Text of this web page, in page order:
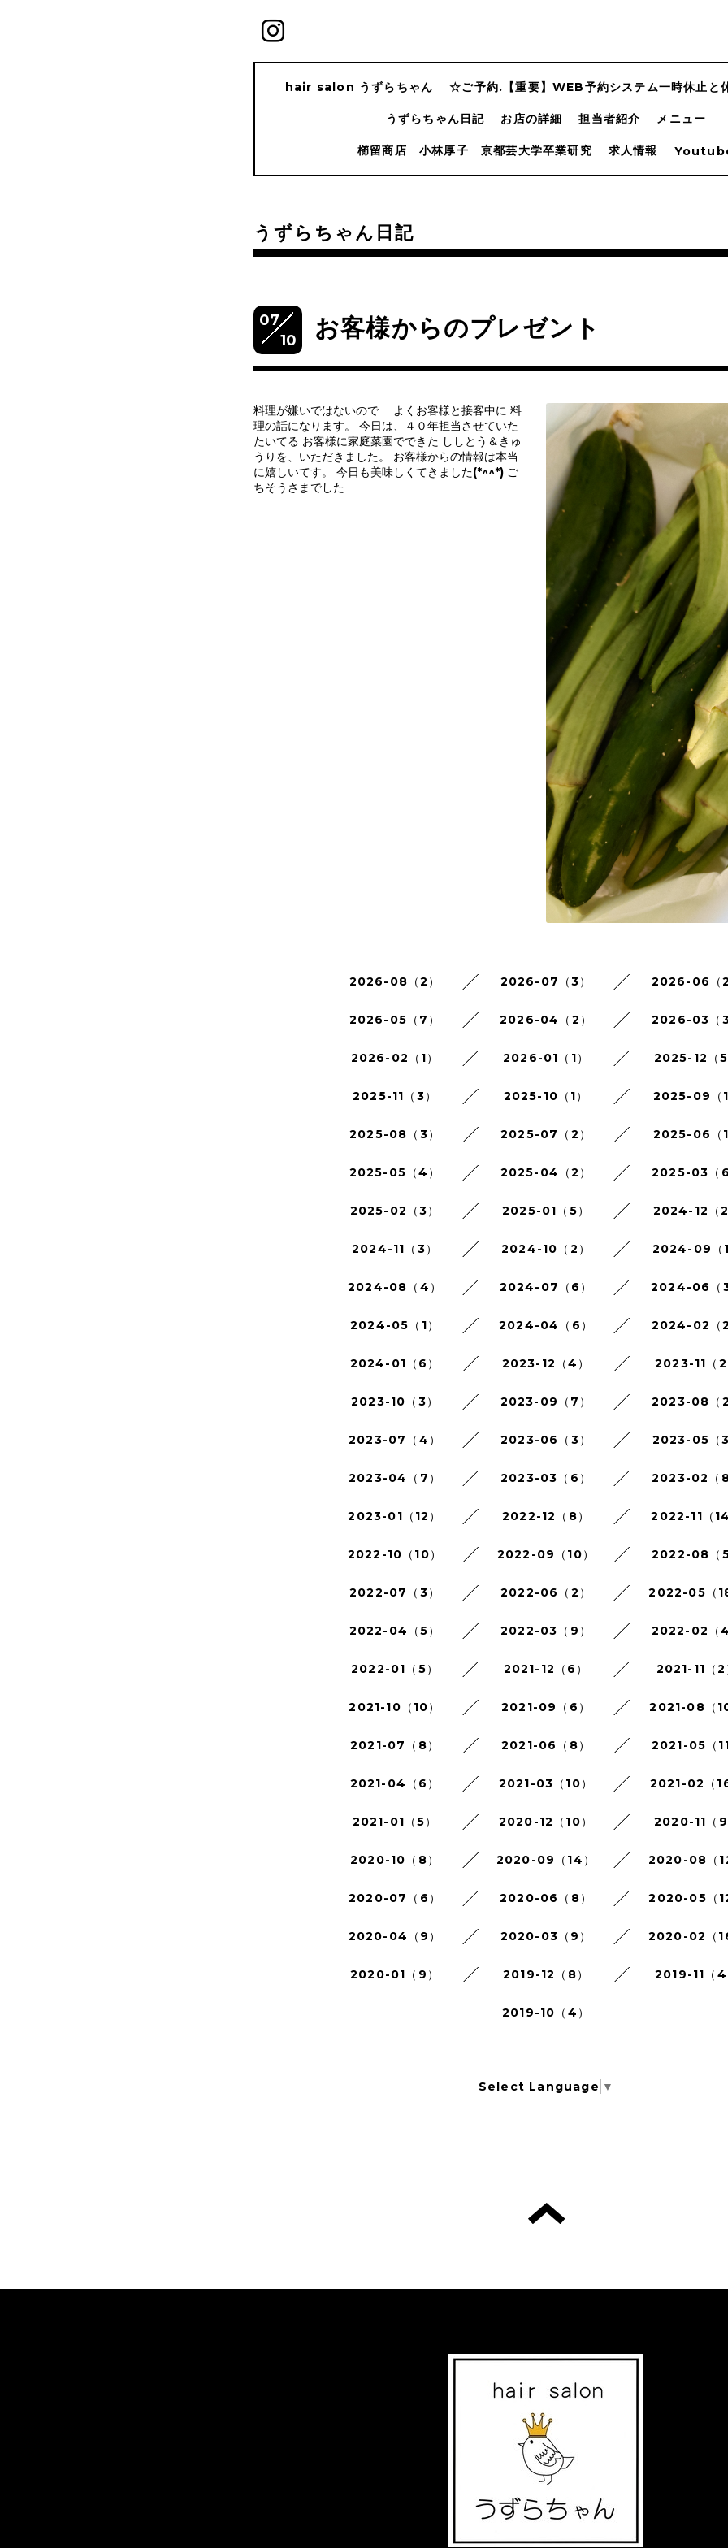
hair salon うずらちゃん ☆ご予約.【重要】WEB予約システム一時休止と
うずらちゃん日記 お店の詳細 担当者紹介 メニュー
櫛留商店 小林厚子 京都芸大学卒業研究 求人情報
うずらちゃん日記
07
10
お客様からのプレゼント
料理が嫌いではないので よくお客様と接客中に 料
理の話になります。 今日は、４０年担当させていた
たいてる お客様に家庭菜園でできた ししとう＆きゅ
うりを、いただきました。 お客様からの情報は本当
に嬉しいてす。 今日も美味しくてきました(*^^*) ご
ちそうさまでした
2026-08（2） 2026-07（3） 2026-06（2
2026-05（7） 2026-04（2） 2026-03（3
2026-02（1） 2026-01（1） 2025-12（5
2025-11（3） 2025-10（1） 2025-09（1
2025-08（3） 2025-07（2） 2025-06（1
2025-05（4） 2025-04（2） 2025-03（6
2025-02（3） 2025-01（5） 2024-12（2
2024-11（3） 2024-10（2） 2024-09（1
2024-08（4） 2024-07（6） 2024-06（3
2024-05（1） 2024-04（6） 2024-02（2
2024-01（6） 2023-12（4） 2023-11（2
2023-10（3） 2023-09（7） 2023-08（2
2023-07（4） 2023-06（3） 2023-05（3
2023-04（7） 2023-03（6） 2023-02（8
2023-01（12） 2022-12（8） 2022-11（14
2022-10（10） 2022-09（10） 2022-08（5
2022-07（3） 2022-06（2） 2022-05（18
2022-04（5） 2022-03（9） 2022-02（4
2022-01（5） 2021-12（6） 2021-11（2
2021-10（10） 2021-09（6） 2021-08（10
2021-07（8） 2021-06（8） 2021-05（11
2021-04（6） 2021-03（10） 2021-02（16
2021-01（5） 2020-12（10） 2020-11（9
2020-10（8） 2020-09（14） 2020-08（12
2020-07（6） 2020-06（8） 2020-05（12
2020-04（9） 2020-03（9） 2020-02（16
2020-01（9） 2019-12（8） 2019-11（4
2019-10（4）
Select Language ▼